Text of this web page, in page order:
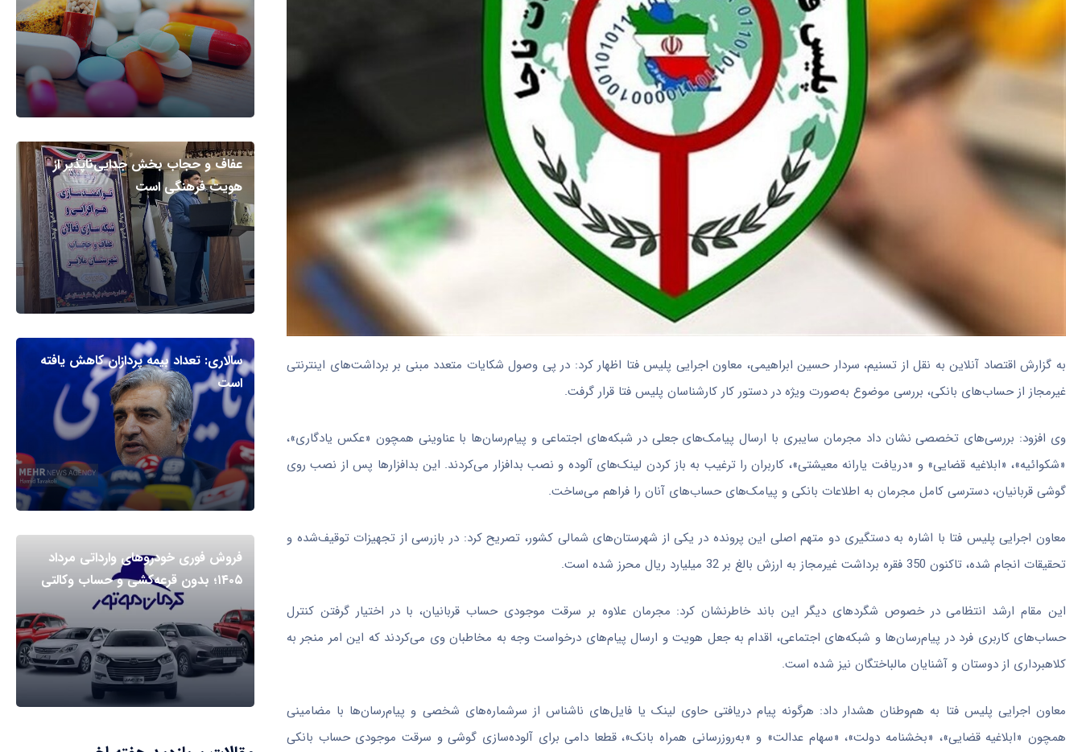
به گزارش اقتصاد آنلاین به نقل از تسنیم، سردار حسین ابراهیمی، معاون اجرایی پلیس فتا اظهار کرد: در پی وصول شکایات متعدد مبنی بر برداشت‌های اینترنتی
غیرمجاز از حساب‌های بانکی، بررسی موضوع به‌صورت ویژه در دستور کار کارشناسان پلیس فتا قرار گرفت.
وی افزود: بررسی‌های تخصصی نشان داد مجرمان سایبری با ارسال پیامک‌های جعلی در شبکه‌های اجتماعی و پیام‌رسان‌ها با عناوینی همچون «عکس یادگاری»،
«شکوائیه»، «ابلاغیه قضایی» و «دریافت یارانه معیشتی»، کاربران را ترغیب به باز کردن لینک‌های آلوده و نصب بدافزار می‌کردند. این بدافزارها پس از نصب روی
گوشی قربانیان، دسترسی کامل مجرمان به اطلاعات بانکی و پیامک‌های حساب‌های آنان را فراهم می‌ساخت.
معاون اجرایی پلیس فتا با اشاره به دستگیری دو متهم اصلی این پرونده در یکی از شهرستان‌های شمالی کشور، تصریح کرد: در بازرسی از تجهیزات توقیف‌شده و
تحقیقات انجام شده، تاکنون 350 فقره برداشت غیرمجاز به ارزش بالغ بر 32 میلیارد ریال محرز شده است.
این مقام ارشد انتظامی در خصوص شگردهای دیگر این باند خاطرنشان کرد: مجرمان علاوه بر سرقت موجودی حساب قربانیان، با در اختیار گرفتن کنترل
حساب‌های کاربری فرد در پیام‌رسان‌ها و شبکه‌های اجتماعی، اقدام به جعل هویت و ارسال پیام‌های درخواست وجه به مخاطبان وی می‌کردند که این امر منجر به
کلاهبرداری از دوستان و آشنایان مالباختگان نیز شده است.
معاون اجرایی پلیس فتا به هم‌وطنان هشدار داد: هرگونه پیام دریافتی حاوی لینک یا فایل‌های ناشناس از سرشماره‌های شخصی و پیام‌رسان‌ها با مضامینی
همچون «ابلاغیه قضایی»، «بخشنامه دولت»، «سهام عدالت» و «به‌روزرسانی همراه بانک»، قطعا دامی برای آلوده‌سازی گوشی و سرقت موجودی حساب بانکی
عفاف و حجاب بخش جدایی‌ناپذیر از
هویت فرهنگی است
سالاری: تعداد بیمه پردازان کاهش یافته
است
فروش فوری خودروهای وارداتی مرداد
۱۴۰۵؛ بدون قرعه‌کشی و حساب وکالتی